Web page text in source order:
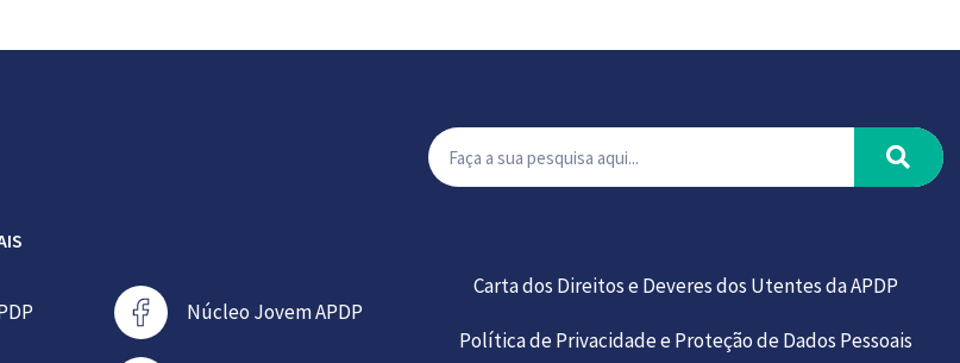
Núcleo Jovem APDP
Carta dos Direitos e Deveres dos Utentes da APDP
Política de Privacidade e Proteção de Dados Pessoais